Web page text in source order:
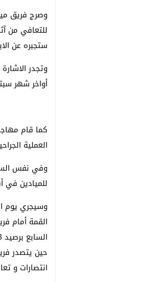
للتعافي من
ستجبره عن
أواخر شهر
كما قام
العملية
وفي نفس
للميادين في
القمة أمام
انتصارات و تعادلان